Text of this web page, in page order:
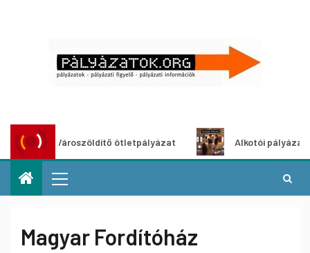
Városzöldítő ötletpályázat Alkotói pályázat
Magyar Fordítóház